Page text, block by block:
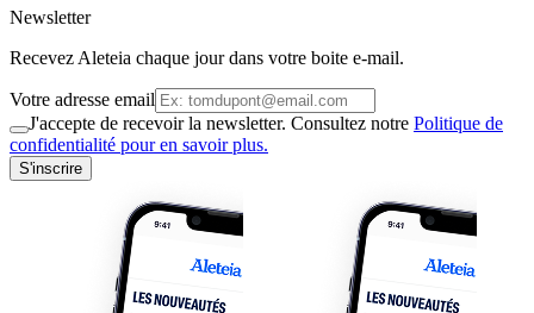
Newsletter
Recevez Aleteia chaque jour dans votre boite e-mail.
Votre adresse email
J'accepte de recevoir la newsletter. Consultez notre Politique de
confidentialité pour en savoir plus.
S'inscrire